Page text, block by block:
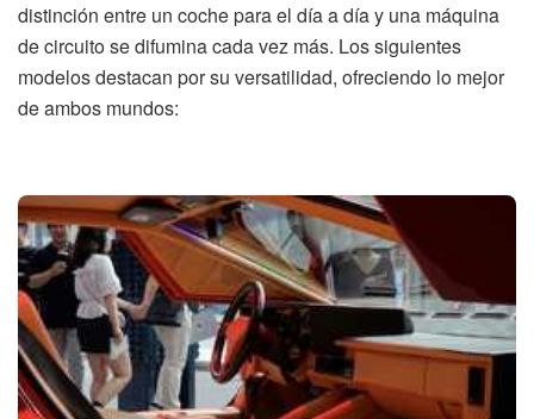
distinción entre un coche para el día a día y una máquina
de circuito se difumina cada vez más. Los siguientes
modelos destacan por su versatilidad, ofreciendo lo mejor
de ambos mundos: